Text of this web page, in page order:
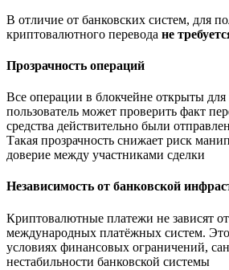
В отличие от банковских систем, для
криптовалютного перевода не
Прозрачность операций
Все операции в блокчейне открыты
пользователь может проверить факт
средства действительно были
Такая прозрачность снижает риск
доверие между участниками сделки
Независимость от банковской
Криптовалютные платежи не зависят
международных платёжных систем.
условиях финансовых ограничений,
нестабильности банковской системы